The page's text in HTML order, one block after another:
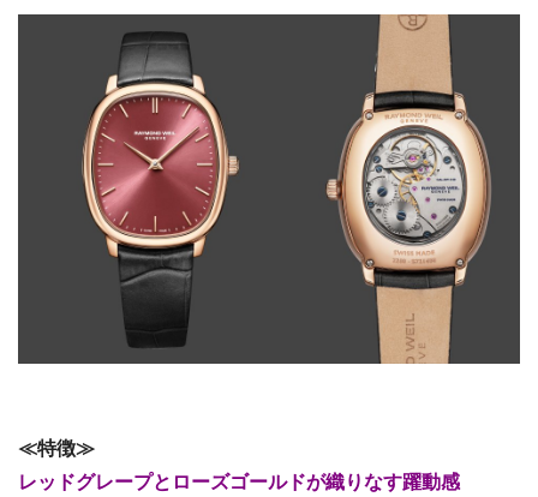
≪特徴≫
レッドグレープとローズゴールドが織りなす躍動感